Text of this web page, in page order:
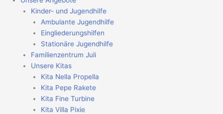
Kinder- und Jugendhilfe
Ambulante Jugendhilfe
Eingliederungshilfen
Stationäre Jugendhilfe
Familienzentrum Juli
Unsere Kitas
Kita Nella Propella
Kita Pepe Rakete
Kita Fine Turbine
Kita Villa Pixie